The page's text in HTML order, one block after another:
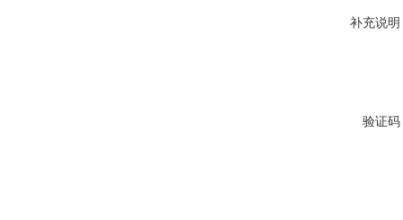
补充说明
验证码